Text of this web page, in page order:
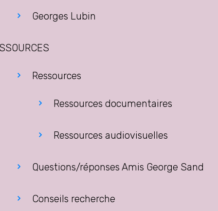
Georges Lubin
Ressources
Ressources documentaires
Ressources audiovisuelles
Questions/réponses Amis George Sand
Conseils recherche